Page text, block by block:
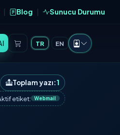
Blog Sunucu Durumu
TR EN
Toplam yazı:1
etiket: Webmail